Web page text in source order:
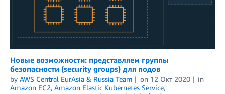
Новые возможности: представляем группы
безопасности (security groups) для подов
by AWS Central EurAsia & Russia Team on 12 Окт 2020
in
Amazon EC2, Amazon Elastic Kubernetes Service,